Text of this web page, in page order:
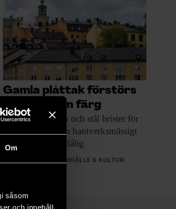
Om
såsom
och innehåll,
Gamla plåttak förstörs
med modern färg
Underhåll av järn och stål brister för
att kunskapen om hantverksmässigt
rostskydd är för dålig.
SAMHÄLLE & KULTUR